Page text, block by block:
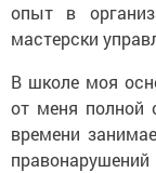
опыт в
мастерски
В школе моя
от меня полной
времени